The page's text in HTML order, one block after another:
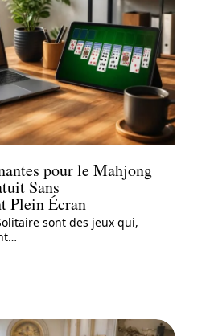
pour le Mahjong
Sans
Plein Écran
sont des jeux qui,
…